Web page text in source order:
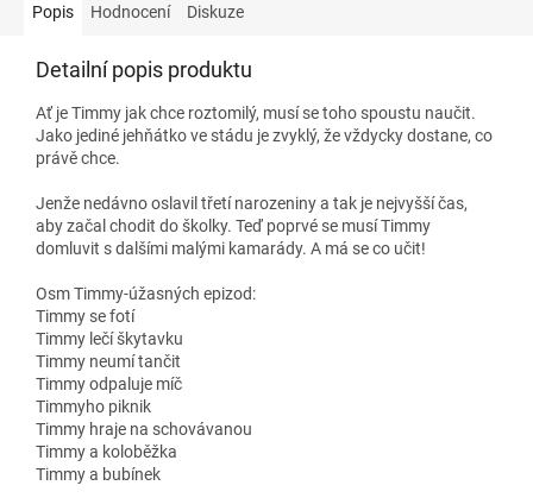
Popis Hodnocení Diskuze
Detailní popis produktu
Ať je Timmy jak chce roztomilý, musí se toho spoustu naučit.
Jako jediné jehňátko ve stádu je zvyklý, že vždycky dostane, co
právě chce.
Jenže nedávno oslavil třetí narozeniny a tak je nejvyšší čas,
aby začal chodit do školky. Teď poprvé se musí Timmy
domluvit s dalšími malými kamarády. A má se co učit!
Osm Timmy-úžasných epizod:
Timmy se fotí
Timmy lečí škytavku
Timmy neumí tančit
Timmy odpaluje míč
Timmyho piknik
Timmy hraje na schovávanou
Timmy a koloběžka
Timmy a bubínek